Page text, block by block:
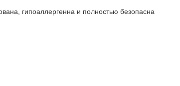
гипоаллергенна и полностью безопасна